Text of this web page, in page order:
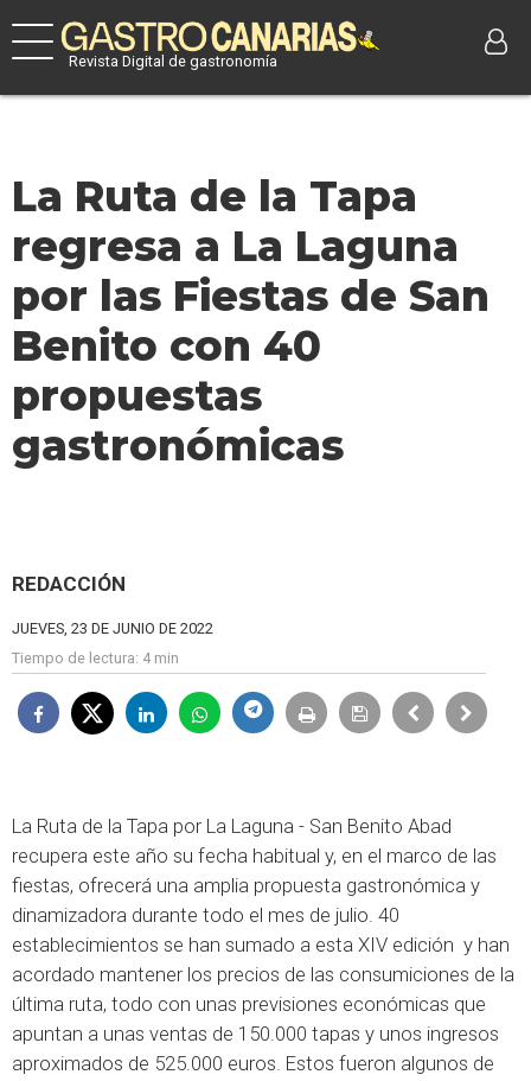
Revista Digital de gastronomía
La Ruta de la Tapa
regresa a La Laguna
por las Fiestas de San
Benito con 40
propuestas
gastronómicas
REDACCIÓN
JUEVES, 23 DE JUNIO DE 2022
Tiempo de lectura: 4 min
La Ruta de la Tapa por La Laguna - San Benito Abad
recupera este año su fecha habitual y, en el marco de las
fiestas, ofrecerá una amplia propuesta gastronómica y
dinamizadora durante todo el mes de julio. 40
establecimientos se han sumado a esta XIV edición y han
acordado mantener los precios de las consumiciones de la
última ruta, todo con unas previsiones económicas que
apuntan a unas ventas de 150.000 tapas y unos ingresos
aproximados de 525.000 euros. Estos fueron algunos de